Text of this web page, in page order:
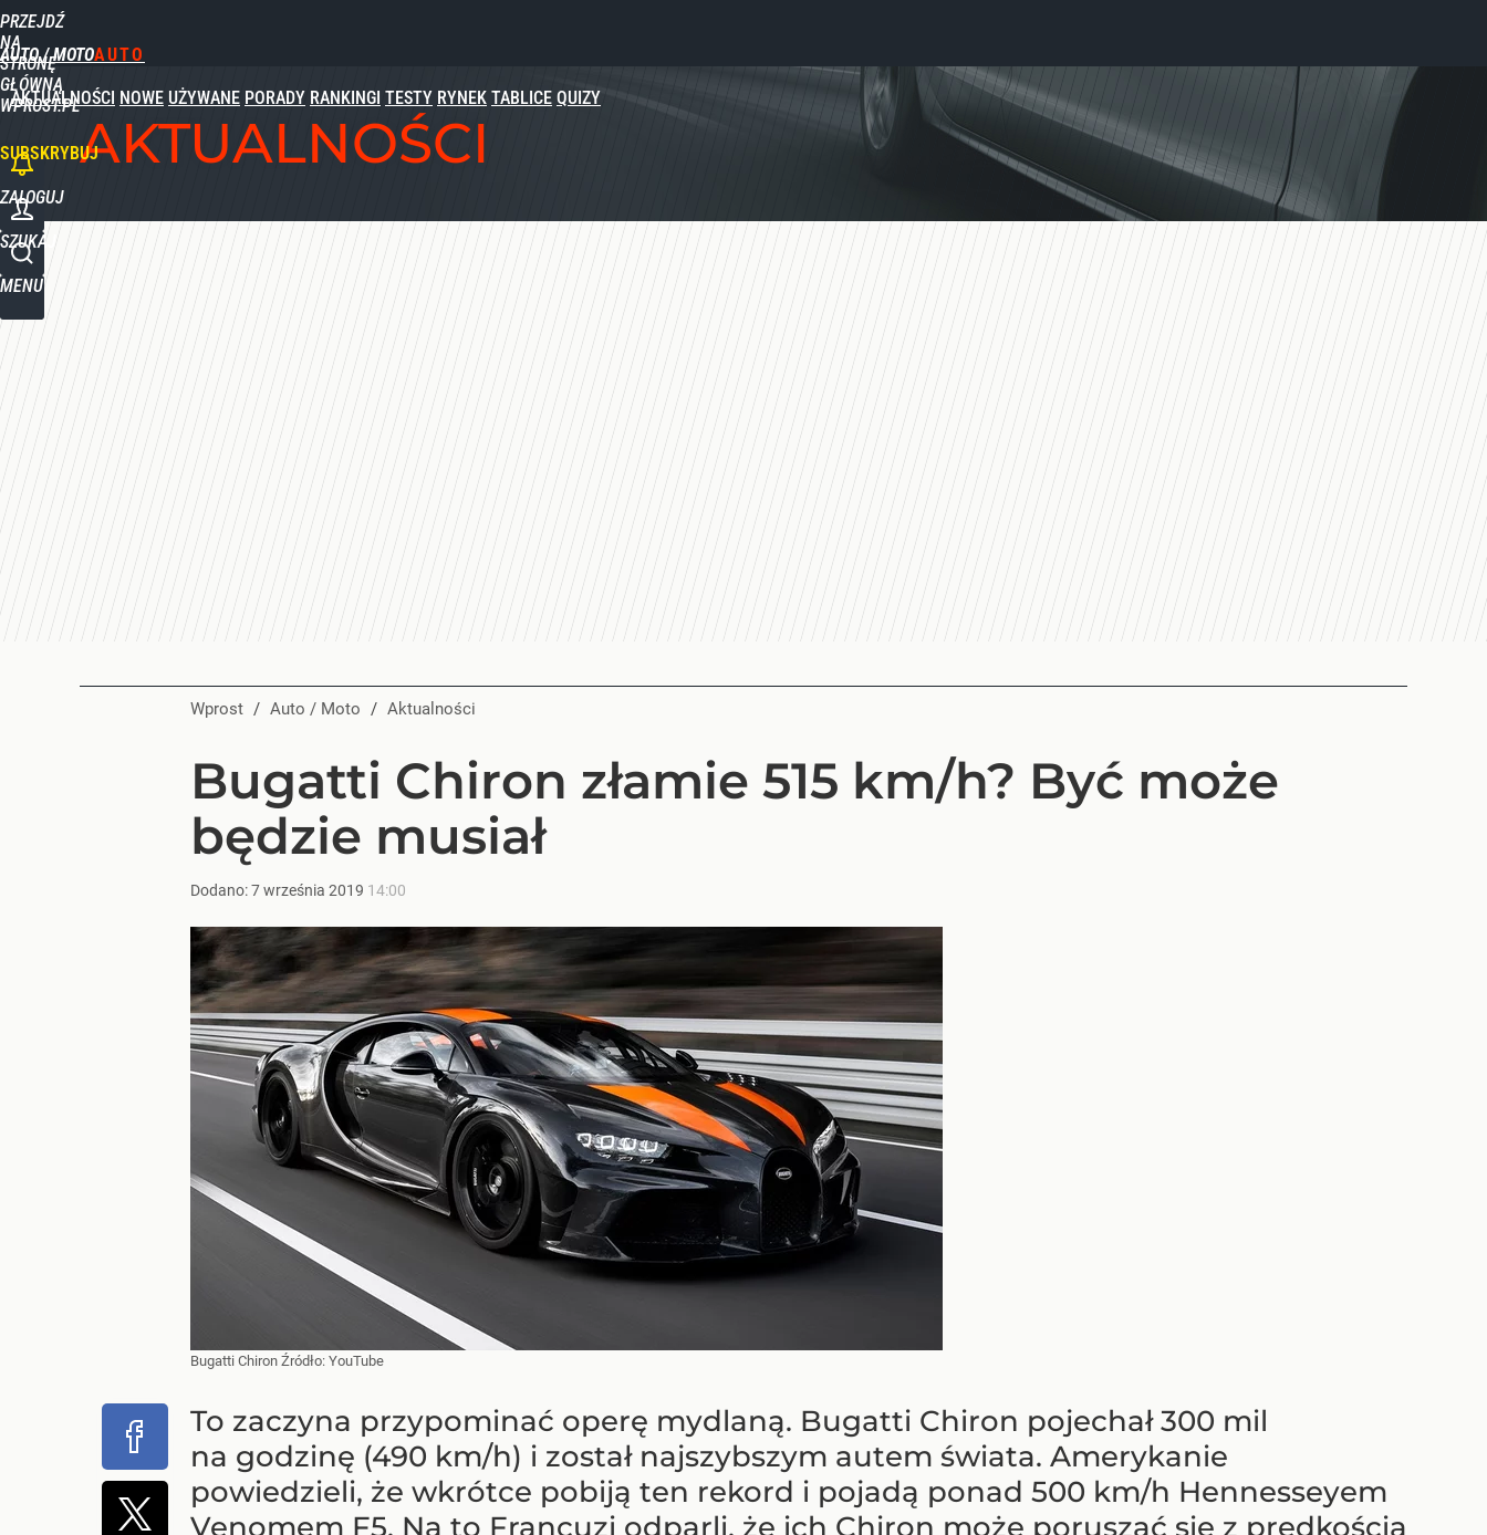
PRZEJDŹ
NA
STRONĘ
GŁÓWNĄ
WPROST.PL
AUTO / MOTO
AKTUALNOŚCI NOWE UŻYWANE PORADY RANKINGI TESTY RYNEK TABLICE QUIZY
SUBSKRYBUJ
ZALOGUJ
SZUKAJ
MENU
AKTUALNOŚCI
Wprost / Auto / Moto / Aktualności
Bugatti Chiron złamie 515 km/h? Być może
będzie musiał
Dodano:7września 2019 14:00
Bugatti Chiron Źródło: YouTube
To zaczyna przypominać operę mydlaną. Bugatti Chiron pojechał 300 mil
na godzinę (490 km/h) i został najszybszym autem świata. Amerykanie
powiedzieli, że wkrótce pobiją ten rekord i pojadą ponad 500 km/h Hennesseyem
Venomem F5. Na to Francuzi odparli, że ich Chiron może poruszać się z prędkością